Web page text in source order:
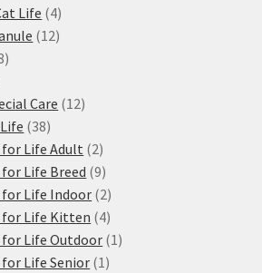
Life 44
produkty
1212
18
Care 1212
3838
produktů
Life Adult 22
produkty
Life Breed 99
produktů
Life Indoor 22
produkty
for Life Kitten 44
produkty
Life Outdoor 1 1
Life Senior 1 1